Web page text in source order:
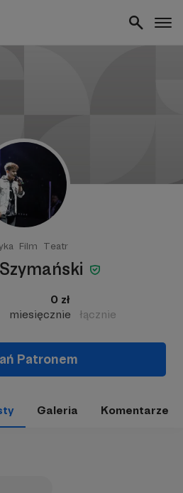
Film Teatr
0 zł
miesięcznie
łącznie
Patronem
Galeria Komentarze